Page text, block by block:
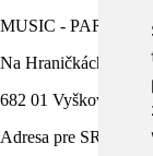
MUSIC - PARK.CZ
Na Hraničkách 791/
682 01 Vyškov
Adresa pre SR